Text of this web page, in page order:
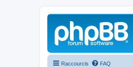
Raccourcis FAQ